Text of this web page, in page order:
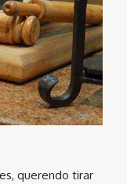
querendo tirar